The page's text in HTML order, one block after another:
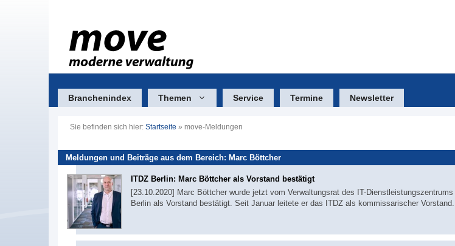
Branchenindex Themen Service Termine Newsletter
Sie befinden sich hier: Startseite » move-Meldungen
Meldungen und Beiträge aus dem Bereich: Marc Böttcher
ITDZ Berlin: Marc Böttcher als Vorstand bestätigt
[23.10.2020] Marc Böttcher wurde jetzt vom Verwaltungsrat des IT-Dienstleistungszentrums
Berlin als Vorstand bestätigt. Seit Januar leitete er das ITDZ als kommissarischer Vorstand.